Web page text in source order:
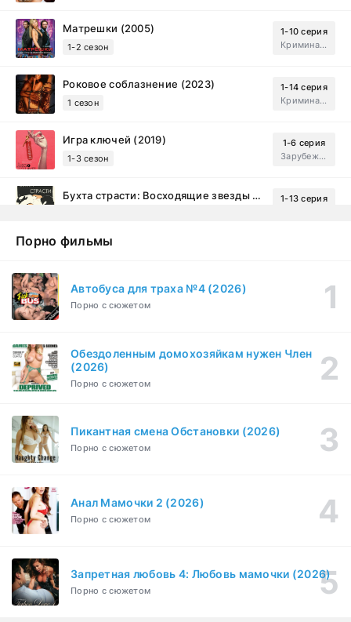
Матрешки (2005)
1-2 сезон
1-10 серия
Криминал, Драма
Роковое соблазнение (2023)
1 сезон
1-14 серия
Криминал, Мистический, Триллер, Драма
Игра ключей (2019)
1-3 сезон
1-6 серия
Зарубежный, Мелодрама, Драма
Бухта страсти: Восходящие звезды (2000)
1-13 серия
Эйфория (2019)
Бисексуалка (2018)
Сутенёры (2023)
1 сезон
1-6 серия
Порно фильмы
Автобуса для траха №4 (2026)
Порно с сюжетом
Обездоленным домохозяйкам нужен Член
(2026)
Порно с сюжетом
Пикантная смена Обстановки (2026)
Порно с сюжетом
Анал Мамочки 2 (2026)
Порно с сюжетом
Запретная любовь 4: Любовь мамочки (2026)
Порно с сюжетом